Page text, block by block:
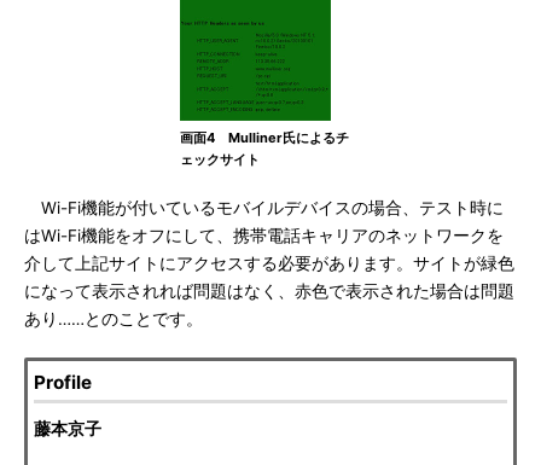
画面4 Mulliner氏によるチ
ェックサイト
Wi-Fi機能が付いているモバイルデバイスの場合、テスト時に
はWi-Fi機能をオフにして、携帯電話キャリアのネットワークを
介して上記サイトにアクセスする必要があります。サイトが緑色
になって表示されれば問題はなく、赤色で表示された場合は問題
あり……とのことです。
Profile
藤本京子